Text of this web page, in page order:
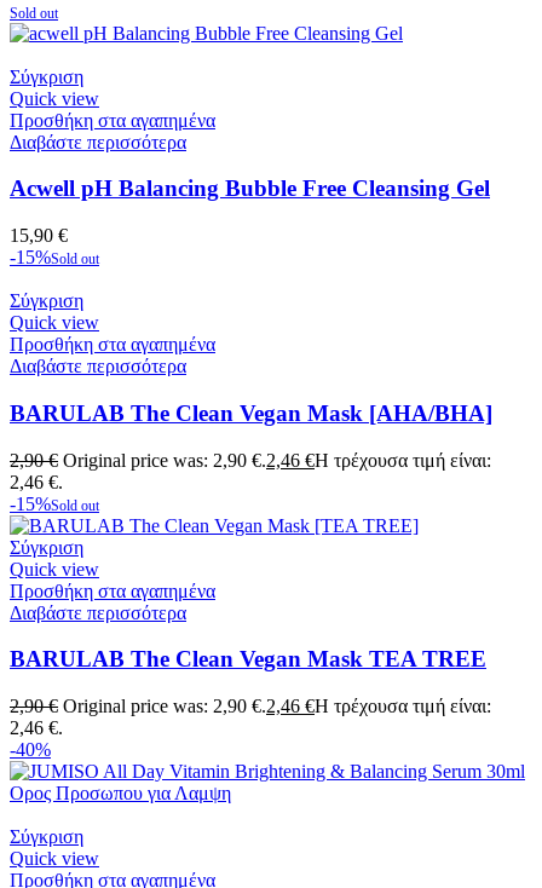
Sold out
Σύγκριση
Quick view
Προσθήκη στα αγαπημένα
Διαβάστε περισσότερα
Acwell pH Balancing Bubble Free Cleansing Gel
15,90 €
-15%Sold out
Σύγκριση
Quick view
Προσθήκη στα αγαπημένα
Διαβάστε περισσότερα
BARULAB The Clean Vegan Mask [AHA/BHA]
2,90€ Original price was: 2,90 €.2,46 €Η τρέχουσα τιμή είναι:
2,46 €.
-15%Sold out
Σύγκριση
Quick view
Προσθήκη στα αγαπημένα
Διαβάστε περισσότερα
BARULAB The Clean Vegan Mask TEA TREE
2,90€ Original price was: 2,90 €.2,46 €Η τρέχουσα τιμή είναι:
2,46 €.
-40%
Σύγκριση
Quick view
Προσθήκη στα αγαπημένα